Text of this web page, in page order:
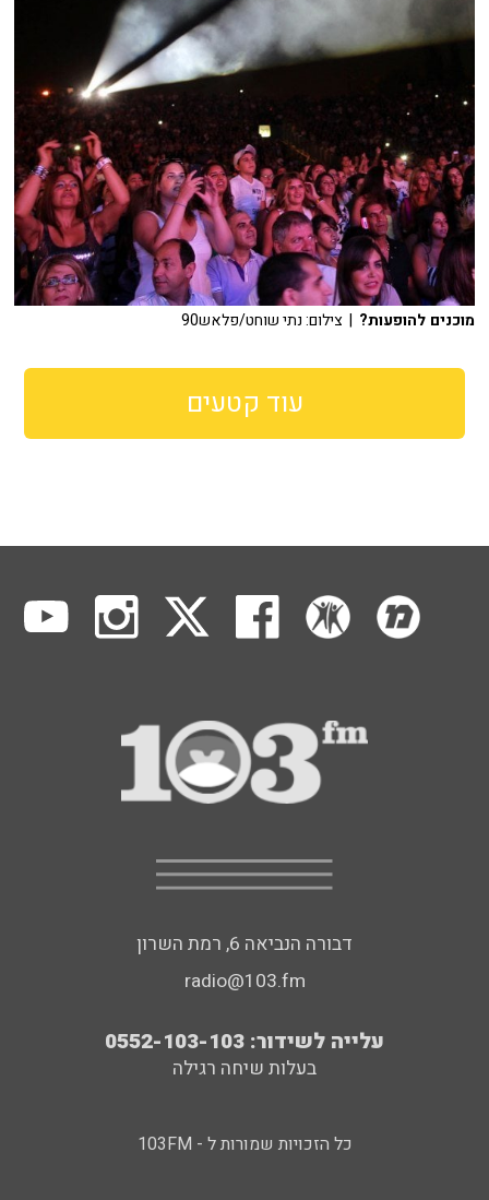
מוכנים להופעות? | צילום: נתי שוחט/פלאש90
עוד קטעים
דבורה הנביאה 6, רמת השרון
radio@103.fm
עלייה לשידור: 0552-103-103
בעלות שיחה רגילה
כל הזכויות שמורות ל - 103FM